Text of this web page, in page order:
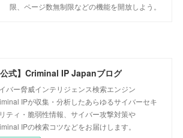
限、ページ数無制限などの機能を開放しよう。
公式】Criminal IP Japanブログ
バー脅威インテリジェンス検索エンジン
IPが収集・分析したあらゆるサイバーセキ
ティ・脆弱性情報、サイバー攻撃対策や
IPの検索コツなどをお届けします。